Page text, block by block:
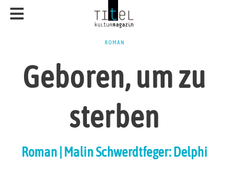
ROMAN
Geboren, um zu
sterben
Roman | Malin Schwerdtfeger: Delphi